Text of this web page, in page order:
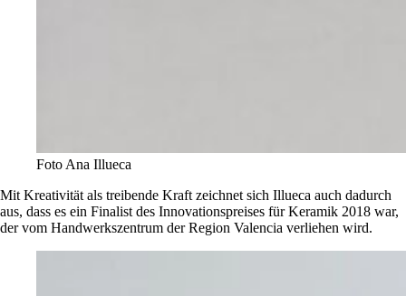
Foto Ana Illueca
Mit Kreativität als treibende Kraft zeichnet sich Illueca auch dadurch
aus, dass es ein Finalist des Innovationspreises für Keramik 2018 war,
der vom Handwerkszentrum der Region Valencia verliehen wird.